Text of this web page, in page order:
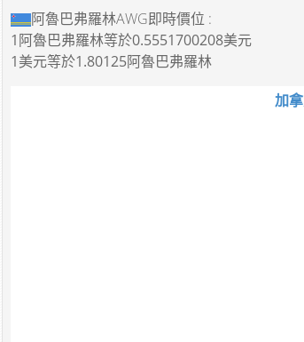
阿魯巴弗羅林AWG即時價位 :
1阿魯巴弗羅林等於0.5551700208美元
1美元等於1.80125阿魯巴弗羅林
加